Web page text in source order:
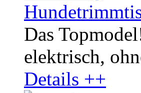
Das
elektrisch,
Details ++